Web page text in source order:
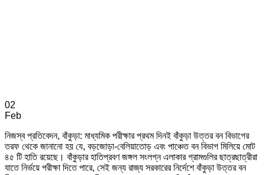
02
Feb
নিজস্ব প্রতিবেদন, বাঁকুড়া: মাধ্যমিক পরীক্ষার প্রথম দিনই বাঁকুড়া উত্তর বন বিভাগের
তরফ থেকে জানানো হয় যে, বড়জোড়া-বেলিয়াতোড় এবং পাঞ্চেত বন বিভাগ মিলিয়ে মোট
৪৫ টি হাতি রয়েছে। বাঁকুড়ার হাতিপ্রবণ জঙ্গল সংলগ্ন এলাকার গ্রামগুলির ছাত্রছাত্রীরা
যাতে নির্ভয়ে পরীক্ষা দিতে পারে, সেই জন্য রাজ্য সরকারের নির্দেশে বাঁকুড়া উত্তর বন